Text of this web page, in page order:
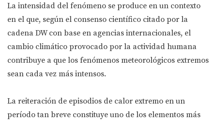
La intensidad del fenómeno se produce en un contexto
en el que, según el consenso científico citado por la
cadena DW con base en agencias internacionales, el
cambio climático provocado por la actividad humana
contribuye a que los fenómenos meteorológicos extremos
sean cada vez más intensos.
La reiteración de episodios de calor extremo en un
período tan breve constituye uno de los elementos más